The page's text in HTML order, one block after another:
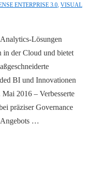
ENTERPRISE 3.0 VISUAL
Lösungen
in der Cloud und bietet
BI und Innovationen
2016 – Verbesserte
präziser Governance
Angebots …